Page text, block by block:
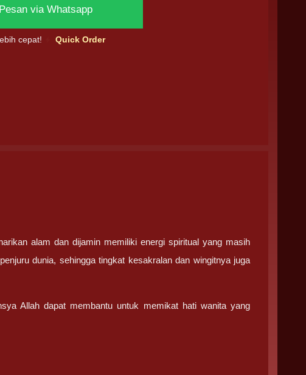
Pesan via Whatsapp
cepat! Quick Order
alam dan dijamin memiliki energi spiritual yang masih
dunia, sehingga tingkat kesakralan dan wingitnya juga
Allah dapat membantu untuk memikat hati wanita yang